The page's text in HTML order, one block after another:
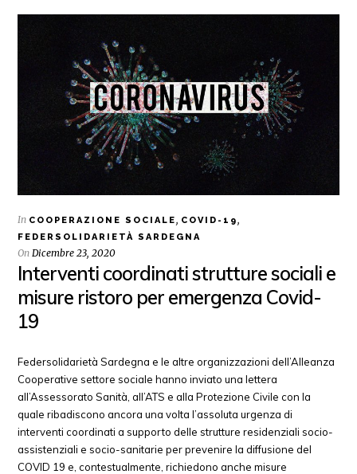
In COOPERAZIONE SOCIALE, COVID-19,
FEDERSOLIDARIETÀ SARDEGNA
On Dicembre 23, 2020
Interventi coordinati strutture sociali e
misure ristoro per emergenza Covid-
19
Federsolidarietà Sardegna e le altre organizzazioni dell’Alleanza
Cooperative settore sociale hanno inviato una lettera
all’Assessorato Sanità, all’ATS e alla Protezione Civile con la
quale ribadiscono ancora una volta l’assoluta urgenza di
interventi coordinati a supporto delle strutture residenziali socio-
assistenziali e socio-sanitarie per prevenire la diffusione del
COVID 19 e, contestualmente, richiedono anche misure